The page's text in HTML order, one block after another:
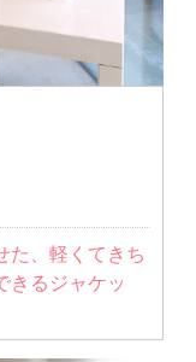
た、軽くてきち
きるジャケッ